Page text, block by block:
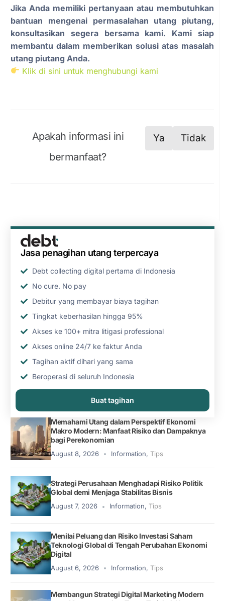
Jika Anda memiliki pertanyaan atau membutuhkan
bantuan mengenai permasalahan utang piutang,
konsultasikan segera bersama kami. Kami siap
membantu dalam memberikan solusi atas masalah
utang piutang Anda.
Klik di sini untuk menghubungi kami
Apakah informasi ini
bermanfaat?
Ya Tidak
Jasa penagihan utang terpercaya
Debt collecting digital pertama di Indonesia
No cure. No pay
Debitur yang membayar biaya tagihan
Tingkat keberhasilan hingga 95%
Akses ke 100+ mitra litigasi professional
Akses online 24/7 ke faktur Anda
Tagihan aktif dihari yang sama
Beroperasi di seluruh Indonesia
Buat tagihan
Memahami Utang dalam Perspektif Ekonomi
Makro Modern: Manfaat Risiko dan Dampaknya
bagi Perekonomian
August 8, 2026 Information, Tips
Strategi Perusahaan Menghadapi Risiko Politik
Global demi Menjaga Stabilitas Bisnis
August 7, 2026 Information, Tips
Menilai Peluang dan Risiko Investasi Saham
Teknologi Global di Tengah Perubahan Ekonomi
Digital
August 6, 2026 Information, Tips
Membangun Strategi Digital Marketing Modern